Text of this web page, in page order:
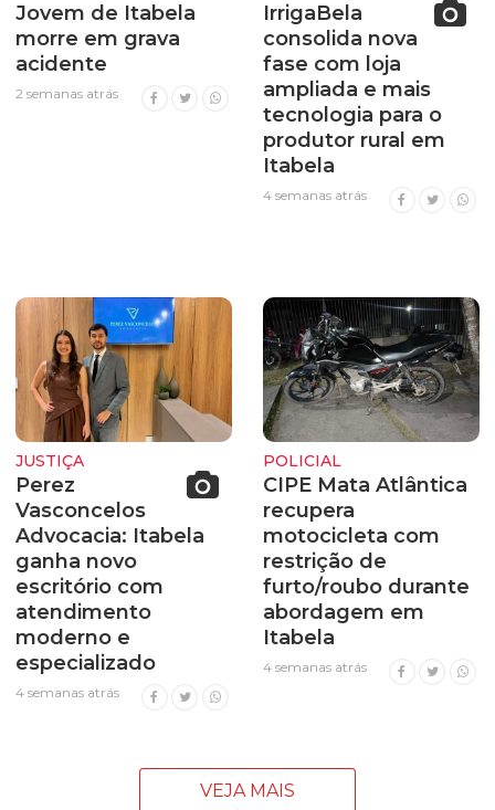
Jovem de Itabela
morre em grava
acidente
2 semanas atrás
IrrigaBela
consolida nova
fase com loja
ampliada e mais
tecnologia para o
produtor rural em
Itabela
4 semanas atrás
JUSTIÇA
Perez
Vasconcelos
Advocacia: Itabela
ganha novo
escritório com
atendimento
moderno e
especializado
4 semanas atrás
POLICIAL
CIPE Mata Atlântica
recupera
motocicleta com
restrição de
furto/roubo durante
abordagem em
Itabela
4 semanas atrás
VEJA MAIS